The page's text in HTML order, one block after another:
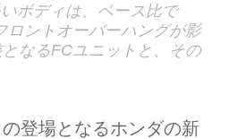
ボディは、ベース比で
ロントオーバーハングが影
なるFCユニットと、その
登場となるホンダの新